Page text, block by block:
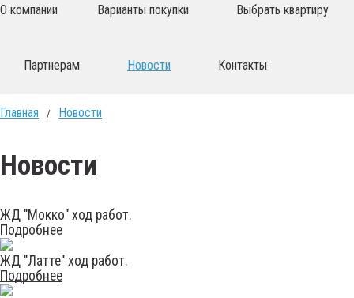
О компании Варианты покупки Выбрать квартиру
Партнерам Новости Контакты
Главная / Новости
Новости
ЖД "Мокко" ход работ.
Подробнее
ЖД "Латте" ход работ.
Подробнее